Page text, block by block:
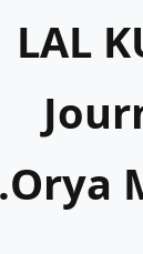
LAL
Orya